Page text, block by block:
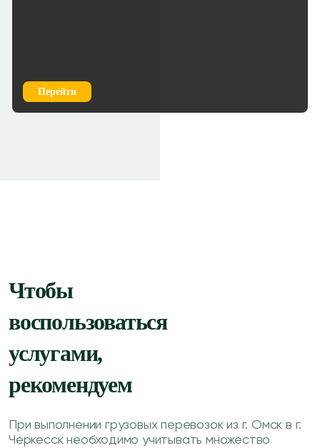
Перейти
Чтобы
воспользоваться
услугами,
рекомендуем
При выполнении грузовых перевозок из г. Омск в г.
Черкесск необходимо учитывать множество